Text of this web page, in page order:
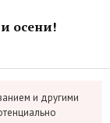
осени!
и другими